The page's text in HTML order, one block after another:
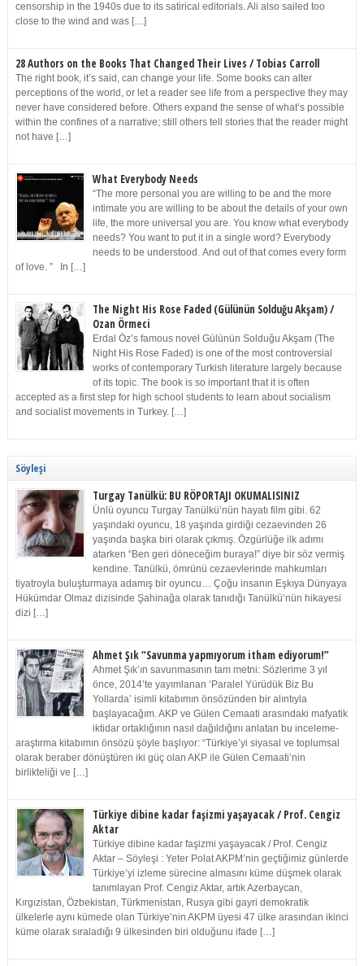
censorship in the 1940s due to its satirical editorials. Ali also sailed too
close to the wind and was […]
28 Authors on the Books That Changed Their Lives / Tobias Carroll
The right book, it’s said, can change your life. Some books can alter
perceptions of the world, or let a reader see life from a perspective they may
never have considered before. Others expand the sense of what’s possible
within the confines of a narrative; still others tell stories that the reader might
not have […]
What Everybody Needs
“The more personal you are willing to be and the more
intimate you are willing to be about the details of your own
life, the more universal you are. You know what everybody
needs? You want to put it in a single word? Everybody
needs to be understood. And out of that comes every form
of love. ” In […]
The Night His Rose Faded (Gülünün Solduğu Akşam) /
Ozan Örmeci
Erdal Öz’s famous novel Gülünün Solduğu Akşam (The
Night His Rose Faded) is one of the most controversial
works of contemporary Turkish literature largely because
of its topic. The book is so important that it is often
accepted as a first step for high school students to learn about socialism
and socialist movements in Turkey. […]
Söyleşi
Turgay Tanülkü: BU RÖPORTAJI OKUMALISINIZ
Ünlü oyuncu Turgay Tanülkü’nün hayatı film gibi. 62
yaşındaki oyuncu, 18 yaşında girdiği cezaevinden 26
yaşında başka biri olarak çıkmış. Özgürlüğe ilk adımı
atarken “Ben geri döneceğim buraya!” diye bir söz vermiş
kendine. Tanülkü, ömrünü cezaevlerinde mahkumları
tiyatroyla buluşturmaya adamış bir oyuncu… Çoğu insanın Eşkıya Dünyaya
Hükümdar Olmaz dizisinde Şahinağa olarak tanıdığı Tanülkü’nün hikayesi
dizi […]
Ahmet Şık “Savunma yapmıyorum itham ediyorum!”
Ahmet Şık’ın savunmasının tam metni: Sözlerime 3 yıl
önce, 2014’te yayımlanan ‘Paralel Yürüdük Biz Bu
Yollarda’ isimli kitabımın önsözünden bir alıntıyla
başlayacağım. AKP ve Gülen Cemaati arasındaki mafyatik
iktidar ortaklığının nasıl dağıldığını anlatan bu inceleme-
araştırma kitabımın önsözü şöyle başlıyor: “Türkiye’yi siyasal ve toplumsal
olarak beraber dönüştüren iki güç olan AKP ile Gülen Cemaati’nin
birlikteliği ve […]
Türkiye dibine kadar faşizmi yaşayacak / Prof. Cengiz
Aktar
Türkiye dibine kadar faşizmi yaşayacak / Prof. Cengiz
Aktar – Söyleşi : Yeter Polat AKPM’nin geçtiğimiz günlerde
Türkiye’yi izleme sürecine almasını küme düşmek olarak
tanımlayan Prof. Cengiz Aktar, artık Azerbaycan,
Kırgızistan, Özbekistan, Türkmenistan, Rusya gibi gayri demokratik
ülkelerle aynı kümede olan Türkiye’nin AKPM üyesi 47 ülke arasından ikinci
küme olarak sıraladığı 9 ülkesinden biri olduğunu ifade […]